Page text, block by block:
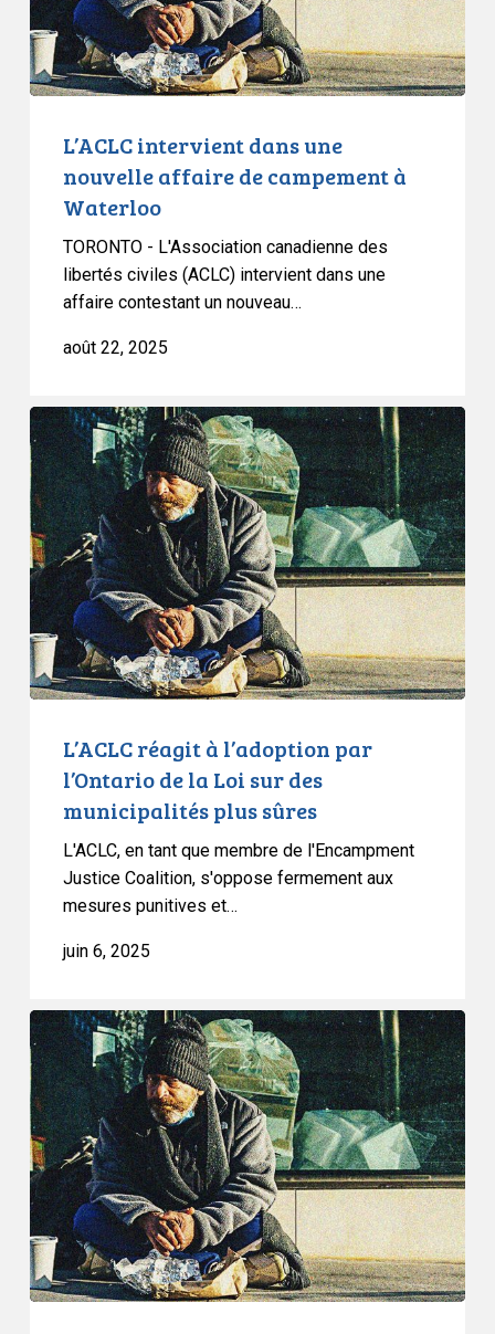
campement
à
Waterloo
L’ACLC intervient dans une
nouvelle affaire de campement à
Waterloo
TORONTO - L'Association canadienne des
libertés civiles (ACLC) intervient dans une
affaire contestant un nouveau…
août 22, 2025
L’ACLC
réagit
à
l’adoption
par
l’Ontario
de
la
Loi
sur
des
sûres
L’ACLC réagit à l’adoption par
l’Ontario de la Loi sur des
municipalités plus sûres
L'ACLC, en tant que membre de l'Encampment
Justice Coalition, s'oppose fermement aux
mesures punitives et…
juin 6, 2025
85
organisations
de
l’Ontario
s’opposent
à
la
répression
des
campements